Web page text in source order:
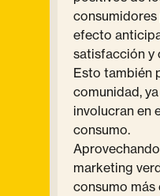
efecto
satisfacción y
Esto también
comunidad,
involucran en
consumo.
marketing
consumo